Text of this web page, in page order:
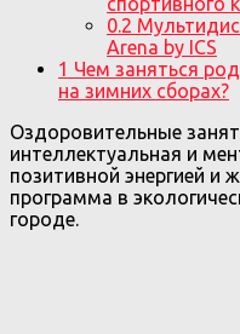
0.2
Arena by ICS
1 Чем заняться
на зимних сборах?
Оздоровительные
интеллектуальная и
позитивной энергией
программа в
городе.